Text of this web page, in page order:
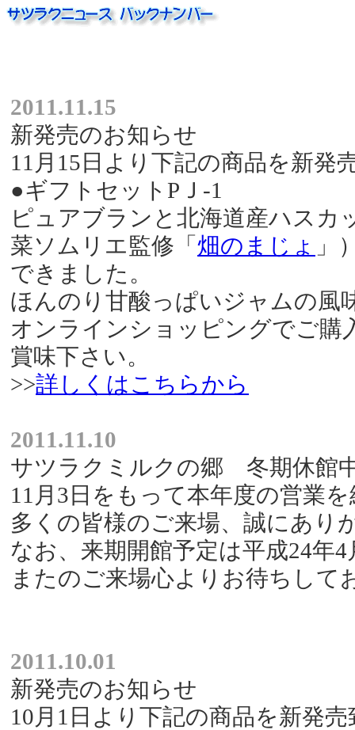
2011.11.15
新発売のお知らせ
11月15日より下記の商品を新発
●ギフトセットPＪ-1
ピュアブランと北海道産ハスカ
菜ソムリエ監修「 畑のまじょ 」
できました。
ほんのり甘酸っぱいジャムの風
オンラインショッピングでご購
賞味下さい。
>>詳しくはこちらから
2011.11.10
サツラクミルクの郷 冬期休館
11月3日をもって本年度の営業
多くの皆様のご来場、誠にあり
なお、来期開館予定は平成24年
またのご来場心よりお待ちして
2011.10.01
新発売のお知らせ
10月1日より下記の商品を新発